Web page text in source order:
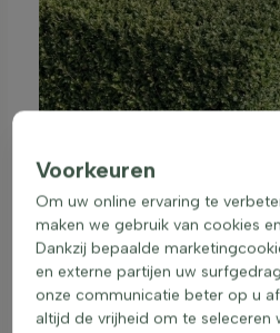
Voorkeuren
Om uw online ervaring te
maken we gebruik van cookies
Dankzij bepaalde
en externe partijen uw
onze communicatie beter op u
altijd de vrijheid om te seleceren